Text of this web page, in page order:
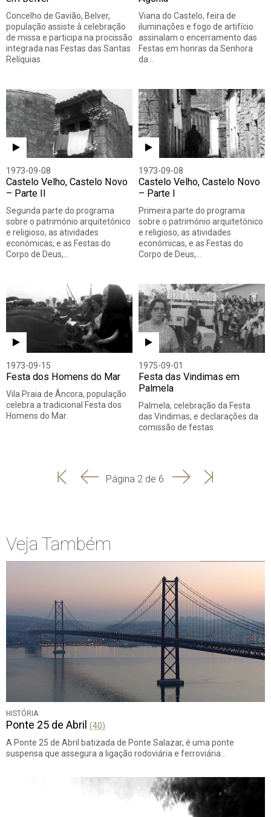
Concelho de Gavião, Belver,
população assiste à celebração
de missa e participa na procissão
integrada nas Festas das Santas
Relíquias.
Viana do Castelo, feira de
iluminações e fogo de artifício
assinalam o encerramento das
Festas em honras da Senhora
da…
1973-09-08
Castelo Velho, Castelo Novo
– Parte II
Segunda parte do programa
sobre o património arquitetónico
e religioso, as atividades
económicas, e as Festas do
Corpo de Deus,…
1973-09-08
Castelo Velho, Castelo Novo
– Parte I
Primeira parte do programa
sobre o património arquitetónico
e religioso, as atividades
económicas, e as Festas do
Corpo de Deus,…
1973-09-15
Festa dos Homens do Mar
Vila Praia de Âncora, população
celebra a tradicional Festa dos
Homens do Mar.
1975-09-01
Festa das Vindimas em
Palmela
Palmela, celebração da Festa
das Vindimas, e declarações da
comissão de festas.
'
'
Página 2 de 6 SeguinteÚltima
Veja Também
HISTÓRIA
Ponte 25 de Abril (40)
A Ponte 25 de Abril batizada de Ponte Salazar, é uma ponte
suspensa que assegura a ligação rodoviária e ferroviária…